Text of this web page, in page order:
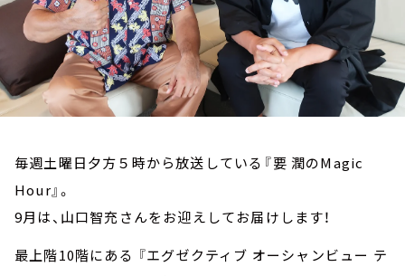
毎週土曜日夕方５時から放送している『要 潤のMagic
Hour』。
9月は、山口智充さんをお迎えしてお届けします！
最上階10階にある 『エグゼクティブ オーシャンビュー テ